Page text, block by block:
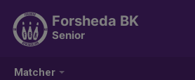
Matcher
Forsheda BK
Senior